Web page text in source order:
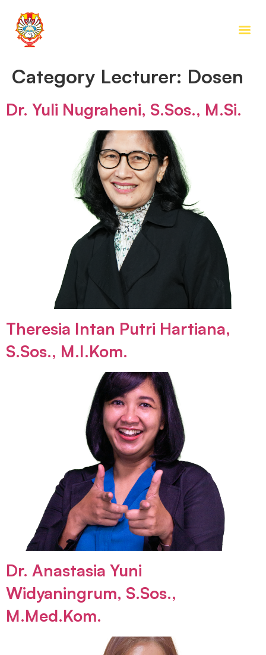
Category Lecturer: Dosen
Dr. Yuli Nugraheni, S.Sos., M.Si.
Theresia Intan Putri Hartiana,
S.Sos., M.I.Kom.
Dr. Anastasia Yuni
Widyaningrum, S.Sos.,
M.Med.Kom.